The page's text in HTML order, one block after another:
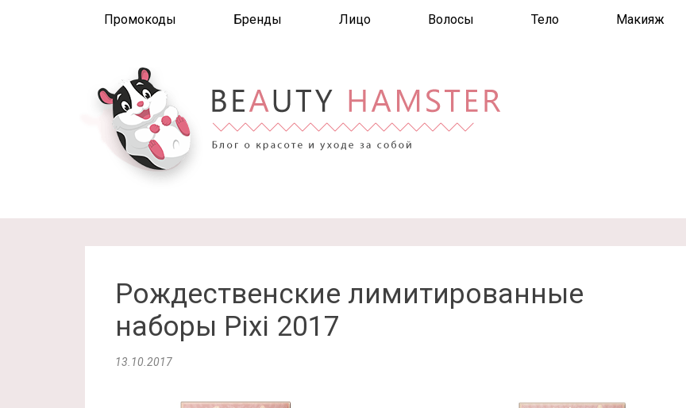
Промокоды Бренды Лицо Волосы Тело Макияж
Рождественские лимитированные
наборы Pixi 2017
13.10.2017